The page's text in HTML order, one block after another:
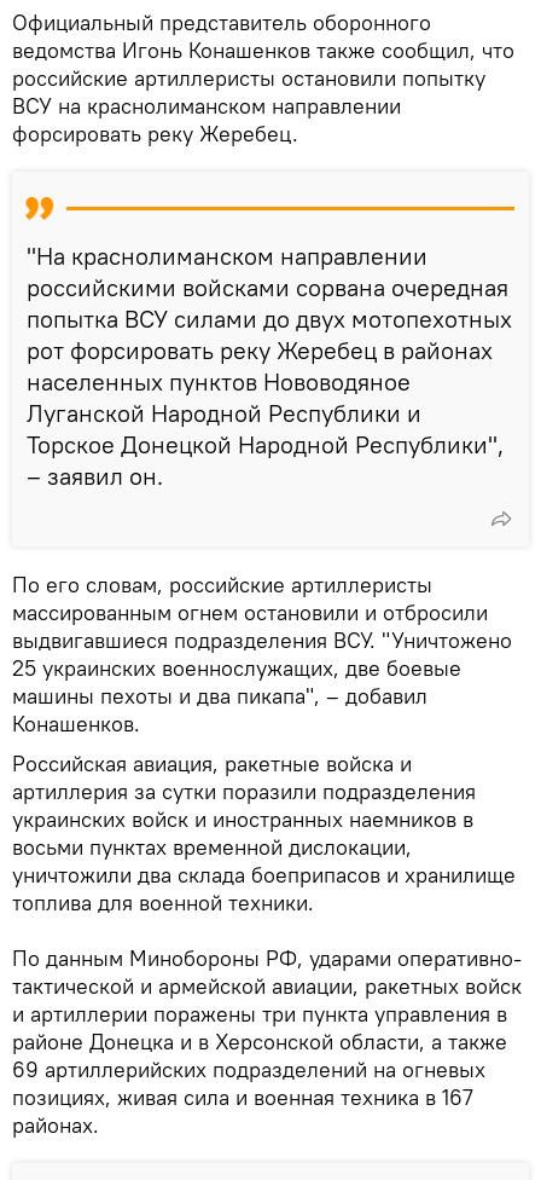
Официальный представитель оборонного
ведомства Игонь Конашенков также сообщил, что
российские артиллеристы остановили попытку
ВСУ на краснолиманском направлении
форсировать реку Жеребец.
"На краснолиманском направлении
российскими войсками сорвана очередная
попытка ВСУ силами до двух мотопехотных
рот форсировать реку Жеребец в районах
населенных пунктов Нововодяное
Луганской Народной Республики и
Торское Донецкой Народной Республики",
– заявил он.
По его словам, российские артиллеристы
массированным огнем остановили и отбросили
выдвигавшиеся подразделения ВСУ. "Уничтожено
25 украинских военнослужащих, две боевые
машины пехоты и два пикапа", – добавил
Конашенков.
Российская авиация, ракетные войска и
артиллерия за сутки поразили подразделения
украинских войск и иностранных наемников в
восьми пунктах временной дислокации,
уничтожили два склада боеприпасов и хранилище
топлива для военной техники.
По данным Минобороны РФ, ударами оперативно-
тактической и армейской авиации, ракетных войск
и артиллерии поражены три пункта управления в
районе Донецка и в Херсонской области, а также
69 артиллерийских подразделений на огневых
позициях, живая сила и военная техника в 167
районах.